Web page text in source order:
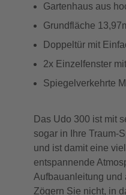
Gartenhaus aus
Grundfläche
Doppeltür mit
2x Einzelfenster
Spiegelverkehrte
Das Udo 300 ist mit
sogar in Ihre Traum-
und ist damit eine
entspannende
Aufbauanleitung und
Zögern Sie nicht, in